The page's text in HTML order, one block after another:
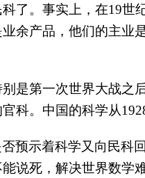
了。事实上，在19世
余产品，他们的主业
是第一次世界大战之
科。中国的科学从
预示着科学又向民科
说死，解决世界数学